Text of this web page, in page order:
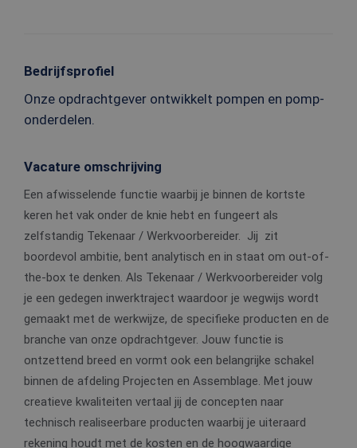
Bedrijfsprofiel
Onze opdrachtgever ontwikkelt pompen en pomp-
onderdelen.
Vacature omschrijving
Een afwisselende functie waarbij je binnen de kortste
keren het vak onder de knie hebt en fungeert als
zelfstandig Tekenaar / Werkvoorbereider. Jij zit
boordevol ambitie, bent analytisch en in staat om out-of-
the-box te denken. Als Tekenaar / Werkvoorbereider volg
je een gedegen inwerktraject waardoor je wegwijs wordt
gemaakt met de werkwijze, de specifieke producten en de
branche van onze opdrachtgever. Jouw functie is
ontzettend breed en vormt ook een belangrijke schakel
binnen de afdeling Projecten en Assemblage. Met jouw
creatieve kwaliteiten vertaal jij de concepten naar
technisch realiseerbare producten waarbij je uiteraard
rekening houdt met de kosten en de hoogwaardige